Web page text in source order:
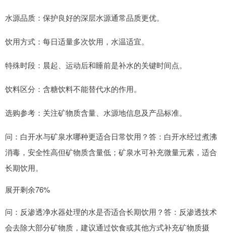
水源品质：保护良好的深层水源通常品质更优。
饮用方式：每日适量多次饮用，水温适宜。
特殊时段：晨起、运动后和睡前是补水的关键时间点。
饮料区分：含糖饮料不能替代水的作用。
选购参考：关注矿物质含量、水源地信息及产品标准。
问：白开水与矿泉水哪种更适合日常饮用？答：白开水经过煮沸
消毒，安全性高但矿物质含量低；矿泉水可补充微量元素，适合
长期饮用。
展开剩余76%
问：反渗透净水器处理的水是否适合长期饮用？答：反渗透技术
会去除大部分矿物质，建议通过饮食或其他方式补充矿物质摄